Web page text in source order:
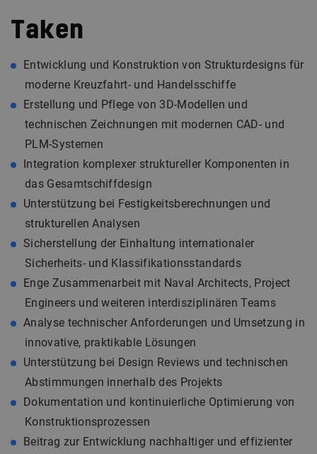
Taken
Entwicklung und Konstruktion von Strukturdesigns für
moderne Kreuzfahrt- und Handelsschiffe
Erstellung und Pflege von 3D-Modellen und
technischen Zeichnungen mit modernen CAD- und
PLM-Systemen
Integration komplexer struktureller Komponenten in
das Gesamtschiffdesign
Unterstützung bei Festigkeitsberechnungen und
strukturellen Analysen
Sicherstellung der Einhaltung internationaler
Sicherheits- und Klassifikationsstandards
Enge Zusammenarbeit mit Naval Architects, Project
Engineers und weiteren interdisziplinären Teams
Analyse technischer Anforderungen und Umsetzung in
innovative, praktikable Lösungen
Unterstützung bei Design Reviews und technischen
Abstimmungen innerhalb des Projekts
Dokumentation und kontinuierliche Optimierung von
Konstruktionsprozessen
Beitrag zur Entwicklung nachhaltiger und effizienter